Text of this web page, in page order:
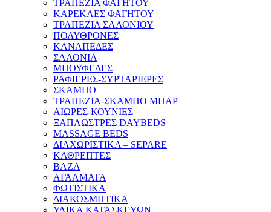
ΤΡΑΠΕΖΙΑ ΦΑΓΗΤΟΥ
ΚΑΡΕΚΛΕΣ ΦΑΓΗΤΟΥ
ΤΡΑΠΕΖΙΑ ΣΑΛΟΝΙΟΥ
ΠΟΛΥΘΡΟΝΕΣ
ΚΑΝΑΠΕΔΕΣ
ΣΑΛΟΝΙΑ
ΜΠΟΥΦΕΔΕΣ
ΡΑΦΙΕΡΕΣ-ΣΥΡΤΑΡΙΕΡΕΣ
ΣΚΑΜΠΟ
ΤΡΑΠΕΖΙΑ-ΣΚΑΜΠΟ ΜΠΑΡ
ΑΙΩΡΕΣ-ΚΟΥΝΙΕΣ
ΞΑΠΛΩΣΤΡΕΣ DAYBEDS
MASSAGE BEDS
ΔΙΑΧΩΡΙΣΤΙΚΑ – SEPARE
ΚΑΘΡΕΠΤΕΣ
ΒΑΖΑ
ΑΓΑΛΜΑΤΑ
ΦΩΤΙΣΤΙΚΑ
ΔΙΑΚΟΣΜΗΤΙΚΑ
ΥΛΙΚΑ ΚΑΤΑΣΚΕΥΩΝ